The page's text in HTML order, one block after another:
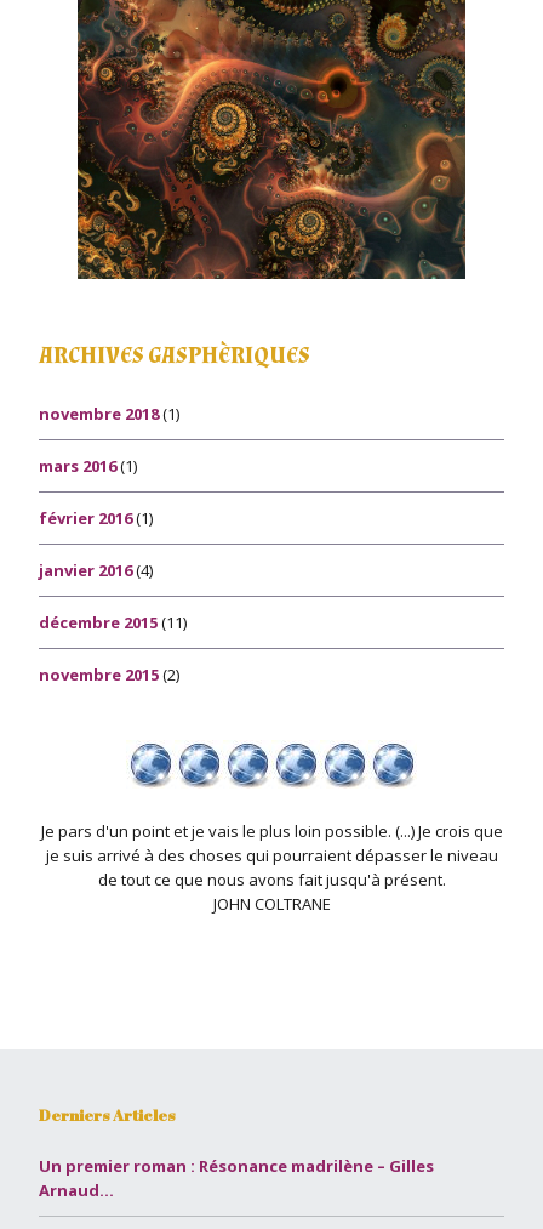
ARCHIVES GASPHÈRIQUES
novembre 2018(1)
mars 2016(1)
février 2016(1)
janvier 2016(4)
décembre 2015(11)
novembre 2015(2)
Je pars d'un point et je vais le plus loin possible. (...) Je crois que
je suis arrivé à des choses qui pourraient dépasser le niveau
de tout ce que nous avons fait jusqu'à présent.
JOHN COLTRANE
Derniers Articles
Un premier roman : Résonance madrilène – Gilles
Arnaud…